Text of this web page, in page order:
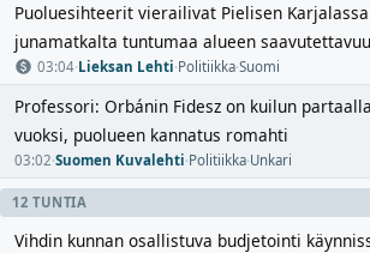
Puoluesihteerit vierailivat Pielisen
junamatkalta tuntumaa alueen
03:04·Lieksan Lehti·Politiikka·Suomi
Professori: Orbánin Fidesz on kuilun
vuoksi, puolueen kannatus romahti
03:02·Suomen Kuvalehti·Politiikka·Unkari
12 TUNTIA
Vihdin kunnan osallistuva budjetointi